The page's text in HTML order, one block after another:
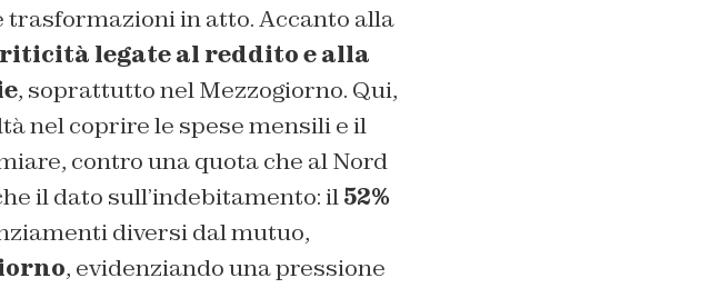
in atto. Accanto alla
legate al reddito e alla
, soprattutto nel Mezzogiorno. Qui,
nel coprire le spese mensili e il
contro una quota che al Nord
il dato sull’indebitamento: il52%
diversi dal mutuo,
, evidenziando una pressione